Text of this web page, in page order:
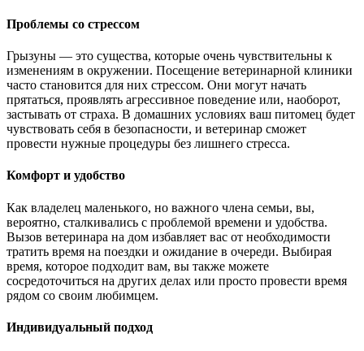
Проблемы со стрессом
Грызуны — это существа, которые очень чувствительны к
изменениям в окружении. Посещение ветеринарной клиники
часто становится для них стрессом. Они могут начать
прятаться, проявлять агрессивное поведение или, наоборот,
застывать от страха. В домашних условиях ваш питомец будет
чувствовать себя в безопасности, и ветеринар сможет
провести нужные процедуры без лишнего стресса.
Комфорт и удобство
Как владелец маленького, но важного члена семьи, вы,
вероятно, сталкивались с проблемой времени и удобства.
Вызов ветеринара на дом избавляет вас от необходимости
тратить время на поездки и ожидание в очереди. Выбирая
время, которое подходит вам, вы также можете
сосредоточиться на других делах или просто провести время
рядом со своим любимцем.
Индивидуальный подход